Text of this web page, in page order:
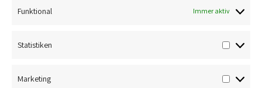
Funktional Immer aktiv
Statistiken
Marketing